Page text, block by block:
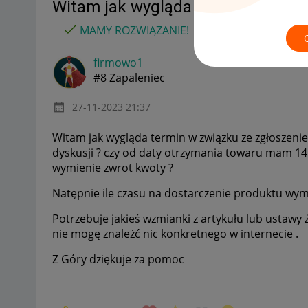
Witam jak wygląda termin w
MAMY ROZWIĄZANIE!
firmowo1
#8 Zapaleniec
‎27-11-2023 21:37
Witam jak wygląda termin w związku ze
dyskusji ? czy od daty otrzymania towaru mam
wymienie zwrot kwoty ?
Natępnie ile czasu na dostarczenie produktu
Potrzebuje jakieś wzmianki z artykułu lub
nie mogę znależć nic konkretnego w internecie .
Z Góry dziękuje za pomoc